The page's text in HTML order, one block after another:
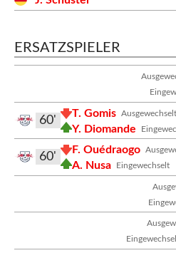
ERSATZSPIELER
Ausgewechselt
T. Gomis
Y. Diomande
60'
F. Ouédraogo
Eingewechselt
A. Nusa
60'